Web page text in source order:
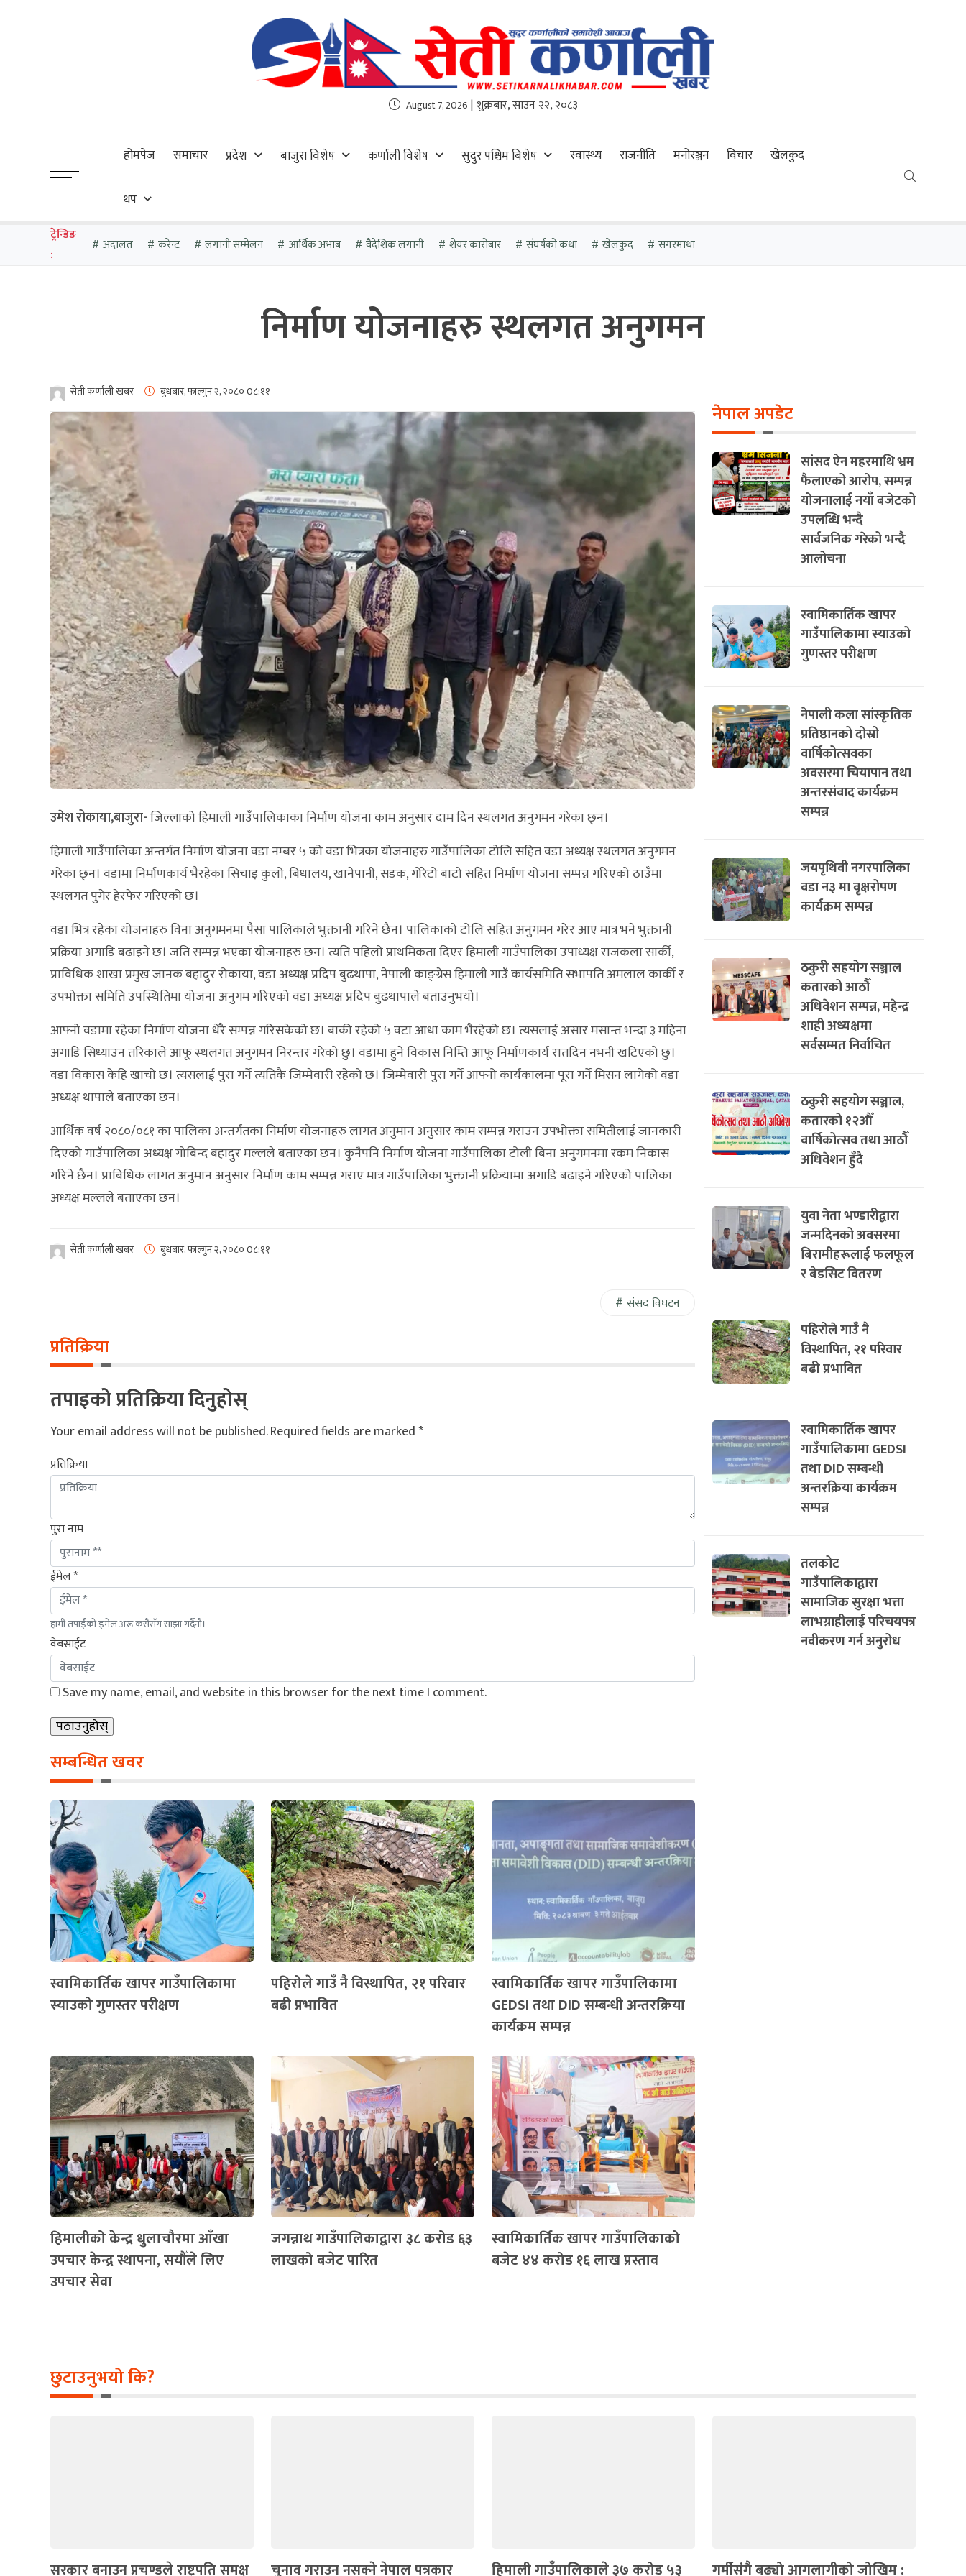
August 7, 2026 | शुक्रबार, साउन २२, २०८३
होमपेज समाचार प्रदेश बाजुरा विशेष कर्णाली विशेष सुदुर पश्चिम बिशेष स्वास्थ्य राजनीति मनोरञ्जन विचार खेलकुद
थप
ट्रेन्डिङ
:
अदालत करेन्ट लगानी सम्मेलन आर्थिक अभाब वैदेशिक लगानी शेयर कारोबार संघर्षको कथा खेलकुद सगरमाथा
निर्माण योजनाहरु स्थलगत अनुगमन
सेती कर्णाली खबर बुधबार, फाल्गुन २, २०८०0८:११
उमेश रोकाया,बाजुरा-जिल्लाको हिमाली गाउँपालिकाका निर्माण योजना काम अनुसार दाम दिन स्थलगत अनुगमन गरेका छ्न।
हिमाली गाउँपालिका अन्तर्गत निर्माण योजना वडा नम्बर ५ को वडा भित्रका योजनाहरु गाउँपालिका टोलि सहित वडा अध्यक्ष स्थलगत अनुगमन
गरेका छ्न। वडामा निर्माणकार्य भैरहेका सिचाइ कुलो, बिधालय, खानेपानी, सडक, गोरेटो बाटो सहित निर्माण योजना सम्पन्न गरिएको ठाउँमा
स्थलगत पुगेर हेरफेर गरिएको छ।
वडा भित्र रहेका योजनाहरु विना अनुगमनमा पैसा पालिकाले भुक्तानी गरिने छैन। पालिकाको टोलि सहित अनुगमन गरेर आए मात्र भने भुक्तानी
प्रक्रिया अगाडि बढाइने छ। जति सम्पन्न भएका योजनाहरु छन। त्यति पहिलो प्राथमिकता दिएर हिमाली गाउँपालिका उपाध्यक्ष राजकला सार्की,
प्राविधिक शाखा प्रमुख जानक बहादुर रोकाया, वडा अध्यक्ष प्रदिप बुढथापा, नेपाली काङ्ग्रेस हिमाली गाउँ कार्यसमिति सभापति अमलाल कार्की र
उपभोक्ता समिति उपस्थितिमा योजना अनुगम गरिएको वडा अध्यक्ष प्रदिप बुढथापाले बताउनुभयो।
आफ्नो वडामा रहेका निर्माण योजना धेरै सम्पन्न गरिसकेको छ। बाकी रहेको ५ वटा आधा काम भैरहेको छ। त्यसलाई असार मसान्त भन्दा ३ महिना
अगाडि सिध्याउन तरिकाले आफू स्थलगत अनुगमन निरन्तर गरेको छु। वडामा हुने विकास निम्ति आफू निर्माणकार्य रातदिन नभनी खटिएको छु।
वडा विकास केहि खाचो छ। त्यसलाई पुरा गर्ने त्यतिकै जिम्मेवारी रहेको छ। जिम्मेवारी पुरा गर्ने आफ्नो कार्यकालमा पूरा गर्ने मिसन लागेको वडा
अध्यक्ष थापाले बताएका छन।
आर्थिक वर्ष २०८०/०८१ का पालिका अन्तर्गतका निर्माण योजनाहरु लागत अनुमान अनुसार काम सम्पन्न गराउन उपभोक्ता समितीलाई जानकारी
दिएको गाउँपालिका अध्यक्ष गोबिन्द बहादुर मल्लले बताएका छन। कुनैपनि निर्माण योजना गाउँपालिका टोली बिना अनुगमनमा रकम निकास
गरिने छैन। प्राबिधिक लागत अनुमान अनुसार निर्माण काम सम्पन्न गराए मात्र गाउँपालिका भुक्तानी प्रक्रियामा अगाडि बढाइने गरिएको पालिका
अध्यक्ष मल्लले बताएका छन।
सेती कर्णाली खबर बुधबार, फाल्गुन २, २०८०0८:११
संसद विघटन
प्रतिक्रिया
तपाइको प्रतिक्रिया दिनुहोस्
Your email address will not be published.Required fields are marked*
प्रतिक्रिया
पुरा नाम
ईमेल *
हामी तपाईंको इमेल अरू कसैसँग साझा गर्दैनौं।
वेबसाईट
Save my name, email, and website in this browser for the next time I comment.
सम्बन्धित खवर
स्वामिकार्तिक खापर गाउँपालिकामा
स्याउको गुणस्तर परीक्षण
पहिरोले गाउँ नै विस्थापित, २१ परिवार
बढी प्रभावित
स्वामिकार्तिक खापर गाउँपालिकामा
GEDSI तथा DID सम्बन्धी अन्तरक्रिया
कार्यक्रम सम्पन्न
हिमालीको केन्द्र धुलाचौरमा आँखा
उपचार केन्द्र स्थापना, सयौँले लिए
उपचार सेवा
जगन्नाथ गाउँपालिकाद्वारा ३८ करोड ६३
लाखको बजेट पारित
स्वामिकार्तिक खापर गाउँपालिकाको
बजेट ४४ करोड १६ लाख प्रस्ताव
नेपाल अपडेट
सांसद ऐन महरमाथि भ्रम
फैलाएको आरोप, सम्पन्न
योजनालाई नयाँ बजेटको
उपलब्धि भन्दै
सार्वजनिक गरेको भन्दै
आलोचना
स्वामिकार्तिक खापर
गाउँपालिकामा स्याउको
गुणस्तर परीक्षण
नेपाली कला सांस्कृतिक
प्रतिष्ठानको दोस्रो
वार्षिकोत्सवका
अवसरमा चियापान तथा
अन्तरसंवाद कार्यक्रम
सम्पन्न
जयपृथिवी नगरपालिका
वडा न३ मा वृक्षरोपण
कार्यक्रम सम्पन्न
ठकुरी सहयोग सञ्जाल
कतारको आठौँ
अधिवेशन सम्पन्न, महेन्द्र
शाही अध्यक्षमा
सर्वसम्मत निर्वाचित
ठकुरी सहयोग सञ्जाल,
कतारको १२औँ
वार्षिकोत्सव तथा आठौँ
अधिवेशन हुँदै
युवा नेता भण्डारीद्वारा
जन्मदिनको अवसरमा
बिरामीहरूलाई फलफूल
र बेडसिट वितरण
पहिरोले गाउँ नै
विस्थापित, २१ परिवार
बढी प्रभावित
स्वामिकार्तिक खापर
गाउँपालिकामा GEDSI
तथा DID सम्बन्धी
अन्तरक्रिया कार्यक्रम
सम्पन्न
तलकोट
गाउँपालिकाद्वारा
सामाजिक सुरक्षा भत्ता
लाभग्राहीलाई परिचयपत्र
नवीकरण गर्न अनुरोध
छुटाउनुभयो कि?
सरकार बनाउन प्रचण्डले राष्ट्रपति समक्ष चुनाव गराउन नसक्ने नेपाल पत्रकार हिमाली गाउँपालिकाले ३७ करोड ५३ गर्मीसंगै बढ्यो आगलागीको जोखिम :